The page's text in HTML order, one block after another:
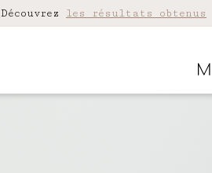
Découvrez les résultats obtenus